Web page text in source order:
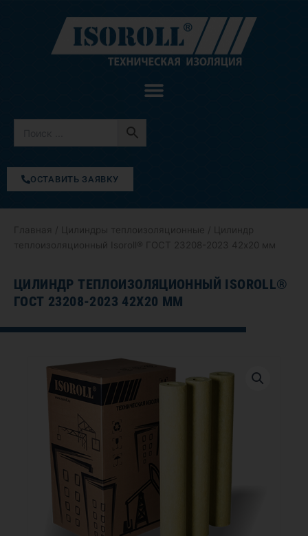
содержимому
ОСТАВИТЬ ЗАЯВКУ
Главная Цилиндры теплоизоляционные / Цилиндр
теплоизоляционный Isoroll® ГОСТ 23208-2023 42х20 мм
ЦИЛИНДР ТЕПЛОИЗОЛЯЦИОННЫЙ ISOROLL®
ГОСТ 23208-2023 42Х20 ММ